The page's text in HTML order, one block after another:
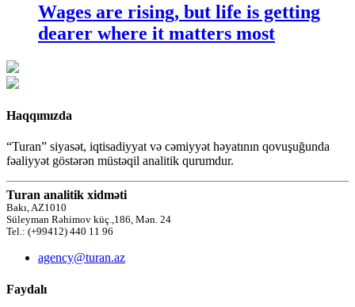
Wages are rising, but life is getting
dearer where it matters most
Haqqımızda
“Turan” siyasət, iqtisadiyyat və cəmiyyət həyatının qovuşuğunda
fəaliyyət göstərən müstəqil analitik qurumdur.
Turan analitik xidməti
Bakı, AZ1010
Süleyman Rəhimov küç.,186, Mən. 24
Tel.: (+99412) 440 11 96
agency@turan.az
Faydalı